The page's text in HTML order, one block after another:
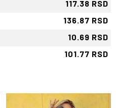
117.38 RSD
136.87 RSD
10.69 RSD
101.77 RSD